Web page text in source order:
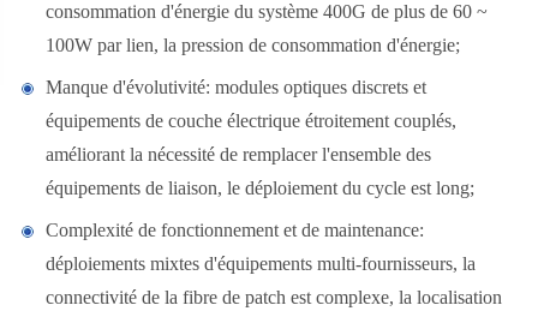
consommation d'énergie du système 400G de plus de 60 ~
100W par lien, la pression de consommation d'énergie;
Manque d'évolutivité: modules optiques discrets et
équipements de couche électrique étroitement couplés,
améliorant la nécessité de remplacer l'ensemble des
équipements de liaison, le déploiement du cycle est long;
Complexité de fonctionnement et de maintenance:
déploiements mixtes d'équipements multi-fournisseurs, la
connectivité de la fibre de patch est complexe, la localisation